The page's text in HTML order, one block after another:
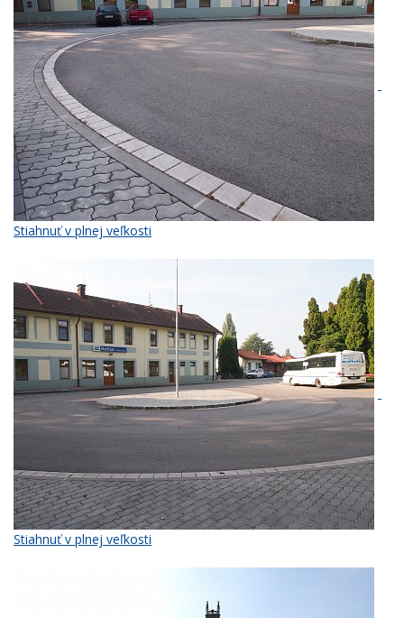
Stiahnuť v plnej veľkosti
Stiahnuť v plnej veľkosti